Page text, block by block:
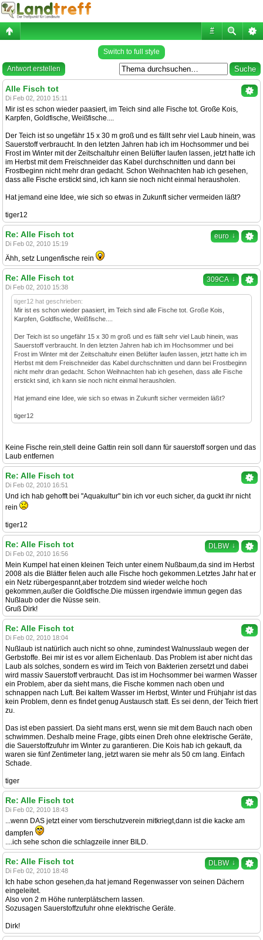
#
Switch to full style
Antwort erstellen
Alle Fisch tot
Di Feb 02, 2010 15:11
Mir ist es schon wieder paasiert, im Teich sind alle Fische tot. Große Kois,
Karpfen, Goldfische, Weißfische....
Der Teich ist so ungefähr 15 x 30 m groß und es fällt sehr viel Laub hinein, was
Sauerstoff verbraucht. In den letzten Jahren hab ich im Hochsommer und bei
Frost im Winter mit der Zeitschaltuhr einen Belüfter laufen lassen, jetzt hatte ich
im Herbst mit dem Freischneider das Kabel durchschnitten und dann bei
Frostbeginn nicht mehr dran gedacht. Schon Weihnachten hab ich gesehen,
dass alle Fische erstickt sind, ich kann sie noch nicht einmal herausholen.
Hat jemand eine Idee, wie sich so etwas in Zukunft sicher vermeiden läßt?
tiger12
euro ↓
Re: Alle Fisch tot
Di Feb 02, 2010 15:19
Ähh, setz Lungenfische rein
309CA ↓
Re: Alle Fisch tot
Di Feb 02, 2010 15:38
tiger12 hat geschrieben:
Mir ist es schon wieder paasiert, im Teich sind alle Fische tot. Große Kois,
Karpfen, Goldfische, Weißfische....
Der Teich ist so ungefähr 15 x 30 m groß und es fällt sehr viel Laub hinein, was
Sauerstoff verbraucht. In den letzten Jahren hab ich im Hochsommer und bei
Frost im Winter mit der Zeitschaltuhr einen Belüfter laufen lassen, jetzt hatte ich im
Herbst mit dem Freischneider das Kabel durchschnitten und dann bei Frostbeginn
nicht mehr dran gedacht. Schon Weihnachten hab ich gesehen, dass alle Fische
erstickt sind, ich kann sie noch nicht einmal herausholen.
Hat jemand eine Idee, wie sich so etwas in Zukunft sicher vermeiden läßt?
tiger12
Keine Fische rein,stell deine Gattin rein soll dann für sauerstoff sorgen und das
Laub entfernen
Re: Alle Fisch tot
Di Feb 02, 2010 16:51
Und ich hab gehofft bei "Aquakultur" bin ich vor euch sicher, da guckt ihr nicht
rein
tiger12
DLBW ↓
Re: Alle Fisch tot
Di Feb 02, 2010 16:56
Mein Kumpel hat einen kleinen Teich unter einem Nußbaum,da sind im Herbst
2008 als die Blätter fielen auch alle Fische hoch gekommen.Letztes Jahr hat er
ein Netz rübergespannt,aber trotzdem sind wieder welche hoch
gekommen,außer die Goldfische.Die müssen irgendwie immun gegen das
Nußlaub oder die Nüsse sein.
Gruß Dirk!
Re: Alle Fisch tot
Di Feb 02, 2010 18:04
Nußlaub ist natürlich auch nicht so ohne, zumindest Walnusslaub wegen der
Gerbstoffe. Bei mir ist es vor allem Eichenlaub. Das Problem ist aber nicht das
Laub als solches, sondern es wird im Teich von Bakterien zersetzt und dabei
wird massiv Sauerstoff verbraucht. Das ist im Hochsommer bei warmen Wasser
ein Problem, aber da sieht mans, die Fische kommen nach oben und
schnappen nach Luft. Bei kaltem Wasser im Herbst, Winter und Frühjahr ist das
kein Problem, denn es findet genug Austausch statt. Es sei denn, der Teich friert
zu.
Das ist eben passiert. Da sieht mans erst, wenn sie mit dem Bauch nach oben
schwimmen. Deshalb meine Frage, gibts einen Dreh ohne elektrische Geräte,
die Sauerstoffzufuhr im Winter zu garantieren. Die Kois hab ich gekauft, da
waren sie fünf Zentimeter lang, jetzt waren sie mehr als 50 cm lang. Einfach
Schade.
tiger
Re: Alle Fisch tot
Di Feb 02, 2010 18:43
...wenn DAS jetzt einer vom tierschutzverein mitkriegt,dann ist die kacke am
dampfen
....ich sehe schon die schlagzeile inner BILD.
DLBW ↓
Re: Alle Fisch tot
Di Feb 02, 2010 18:48
Ich habe schon gesehen,da hat jemand Regenwasser von seinen Dächern
eingeleitet.
Also von 2 m Höhe runterplätschern lassen.
Sozusagen Sauerstoffzufuhr ohne elektrische Geräte.
Dirk!